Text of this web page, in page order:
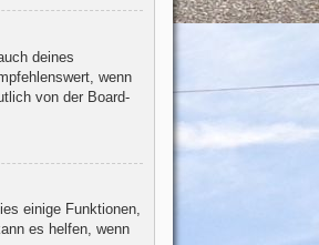
deines
wenn
von der Board-
einige Funktionen,
es helfen, wenn